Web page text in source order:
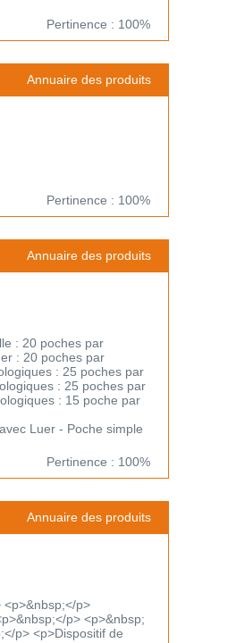
Pertinence : 100%
Annuaire des produits
Pertinence : 100%
Annuaire des produits
: 20 poches par
: 20 poches par
: 25 poches par
: 25 poches par
: 15 poche par
Luer - Poche simple
Pertinence : 100%
Annuaire des produits
<p>&nbsp;</p>
p> <p>&nbsp;
p> <p>Dispositif de